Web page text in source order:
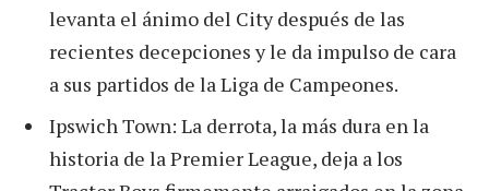
levanta el ánimo del City después de las
recientes decepciones y le da impulso de cara
a sus partidos de la Liga de Campeones.
Ipswich Town: La derrota, la más dura en la
historia de la Premier League, deja a los